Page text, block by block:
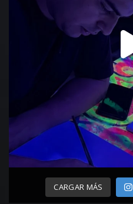
CARGAR MÁS